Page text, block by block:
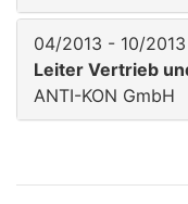
04/2013 - 10/2013
Leiter Vertrieb
ANTI-KON GmbH